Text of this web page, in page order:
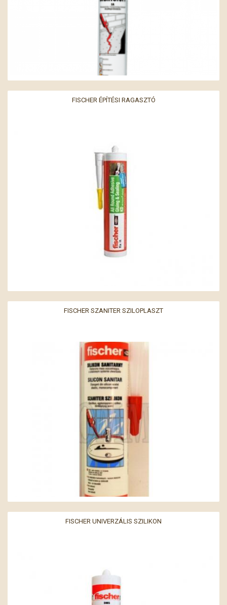
FISCHER ÉPÍTÉSI RAGASZTÓ
FISCHER SZANITER SZILOPLASZT
FISCHER UNIVERZÁLIS SZILIKON